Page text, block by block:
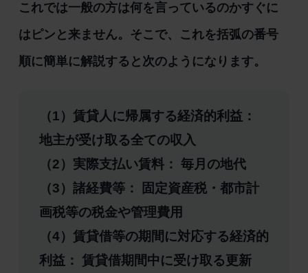
これでは一般の方は何を言っているのかすぐに
はピンと来ません。そこで、これを括弧の番号
順に簡単に解説すると次のようになります。
（1）賃貸人に帰属する経済的利益：
地主が受け取る全ての収入
（2）実際支払い賃料： 毎月の地代
（3）諸経費等： 固定資産税・都市計
画税等の税金や管理費用
（4）賃貸借等の期間に対応する経済的
利益： 賃貸借期間中に受け取る更新